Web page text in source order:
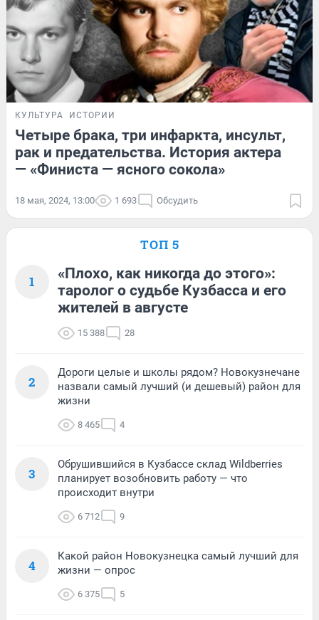
КУЛЬТУРА ИСТОРИИ
Четыре брака, три инфаркта, инсульт,
рак и предательства. История актера
— «Финиста — ясного сокола»
18 мая, 2024, 13:00 1 693 Обсудить
ТОП 5
1
«Плохо, как никогда до этого»:
таролог о судьбе Кузбасса и его
жителей в августе
15 388 28
2
Дороги целые и школы рядом? Новокузнечане
назвали самый лучший (и дешевый) район для
жизни
8 465 4
3
Обрушившийся в Кузбассе склад Wildberries
планирует возобновить работу — что
происходит внутри
6 712 9
4
Какой район Новокузнецка самый лучший для
жизни — опрос
6 375 5